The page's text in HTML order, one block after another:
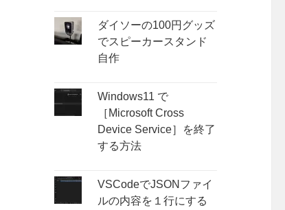
ダイソーの100円グッズ
でスピーカースタンド
自作
Windows11 で
［Microsoft Cross
Device Service］を終了
する方法
VSCodeでJSONファイ
ルの内容を１行にする